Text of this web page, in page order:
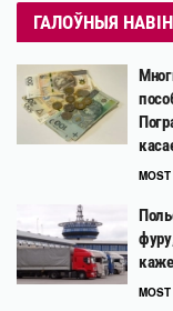
ГАЛОЎНЫЯ
MOST
MOST